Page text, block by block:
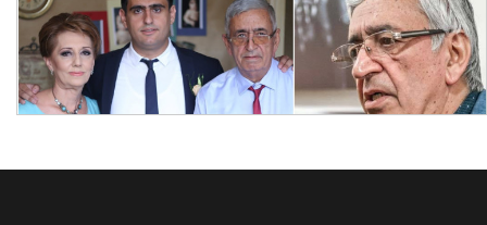
Պատգամավորները 1 րոպե լռությամբ
հարգեցին ցեղասպանված
ասորիների հիշատակը